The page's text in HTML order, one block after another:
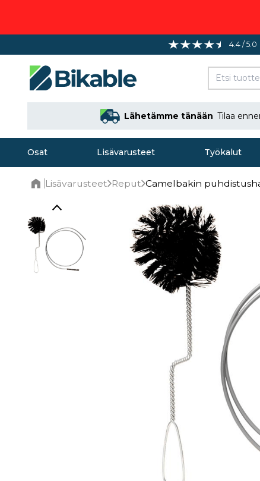
4.4 / 5.0
Lähetämme tänään Tilaa
Osat Lisävarusteet Työkalut
Lisävarusteet Reput Camelbakin